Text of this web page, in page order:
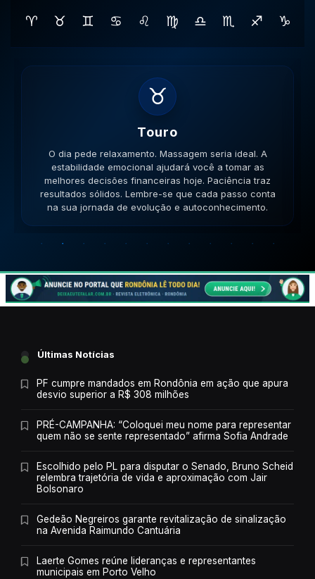
♈ ♉ ♊ ♋ ♌ ♍ ♎ ♏ ♐ ♑
♊
Gemeos
O dia pede movimento. Caminhe, corra, pedale. A
versatilidade é seu ponto forte; use-a para resolver
impasses de forma criativa. A versatilidade ajudará no
sucesso. Lembre-se que cada passo conta na sua
jornada de evolução e autoconhecimento.
Últimas Notícias
PF cumpre mandados em Rondônia em ação que apura
desvio superior a R$ 308 milhões
PRÉ-CAMPANHA: “Coloquei meu nome para representar
quem não se sente representado” afirma Sofia Andrade
Escolhido pelo PL para disputar o Senado, Bruno Scheid
relembra trajetória de vida e aproximação com Jair
Bolsonaro
Gedeão Negreiros garante revitalização de sinalização
na Avenida Raimundo Cantuária
Laerte Gomes reúne lideranças e representantes
municipais em Porto Velho